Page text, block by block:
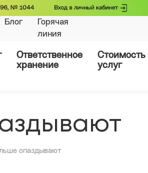
Блог
Горячая
линия
Ответственное
хранение
Стоимость
услуг
опаздывают